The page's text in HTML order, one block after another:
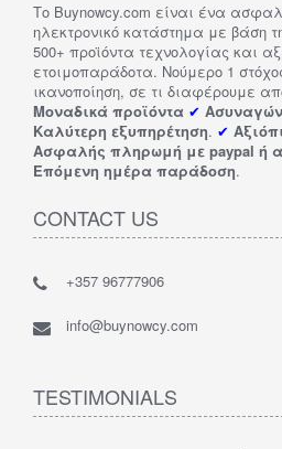
Το Buynowcy.com είναι ένα
ηλεκτρονικό κατάστημα με βάση
500+ προϊόντα τεχνολογίας και
ετοιμοπαράδοτα. Νούμερο 1
ικανοποίηση, σε τι διαφέρουμε
Μοναδικά προϊόντα ✔
Καλύτερη εξυπηρέτηση. ✔
Ασφαλής πληρωμή με paypal ή
Επόμενη ημέρα παράδοση.
CONTACT US
+357 96777906
info@buynowcy.com
TESTIMONIALS